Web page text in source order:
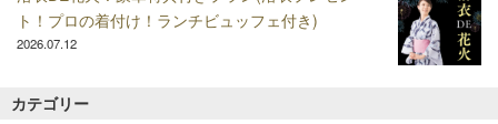
ト！プロの着付け！ランチビュッフェ付き)
2026.07.12
カテゴリー